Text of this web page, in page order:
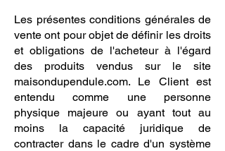
Les présentes conditions générales de
vente ont pour objet de définir les droits
et obligations de l'acheteur à l'égard
des produits vendus sur le site
maisondupendule.com. Le Client est
entendu comme une personne
physique majeure ou ayant tout au
moins la capacité juridique de
contracter dans le cadre d'un système